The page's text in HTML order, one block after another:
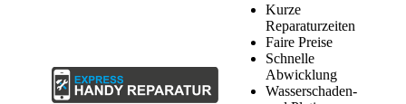
Kurze
Reparaturzeiten
Faire Preise
Schnelle
Abwicklung
Wasserschaden-